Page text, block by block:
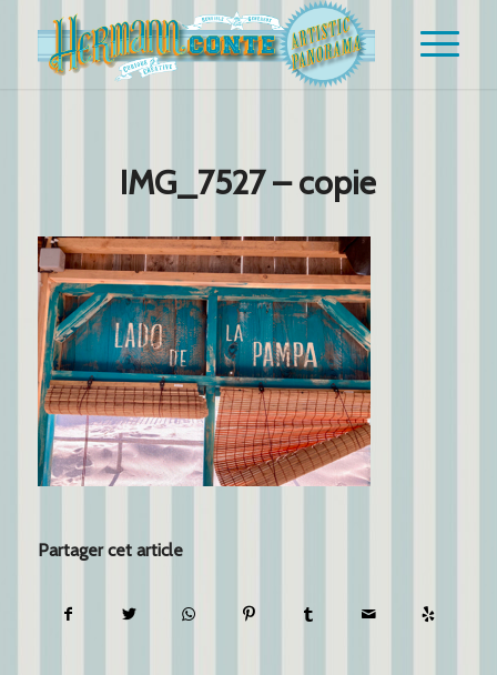
IMG_7527 – copie
Partager cet article